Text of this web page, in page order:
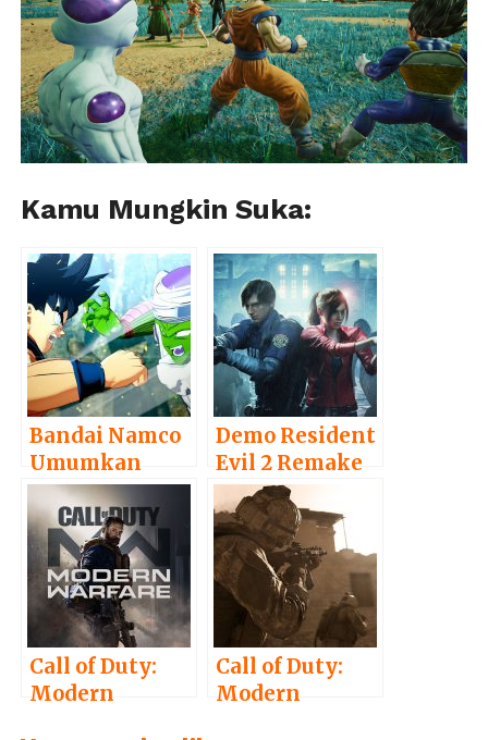
Kamu Mungkin Suka:
Bandai Namco
Umumkan
Game Terbaru,
Dragon Ball
Game – Project
Demo Resident
Evil 2 Remake
Telah
Dimainkan
Lebih dari 1
Juta Orang
Call of Duty:
Modern
Call of Duty:
Modern